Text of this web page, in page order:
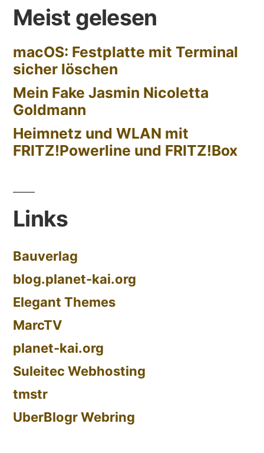
Meist gelesen
macOS: Festplatte mit Terminal
sicher löschen
Mein Fake Jasmin Nicoletta
Goldmann
Heimnetz und WLAN mit
FRITZ!Powerline und FRITZ!Box
Links
Bauverlag
blog.planet-kai.org
Elegant Themes
MarcTV
planet-kai.org
Suleitec Webhosting
tmstr
UberBlogr Webring